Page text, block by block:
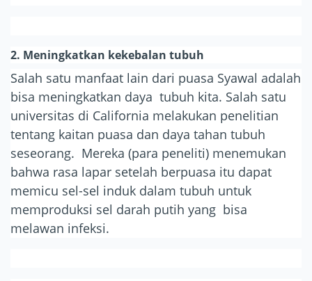
2. Meningkatkan kekebalan tubuh
Salah satu manfaat lain dari puasa Syawal adalah
bisa meningkatkan daya tubuh kita. Salah satu
universitas di California melakukan penelitian
tentang kaitan puasa dan daya tahan tubuh
seseorang. Mereka (para peneliti) menemukan
bahwa rasa lapar setelah berpuasa itu dapat
memicu sel-sel induk dalam tubuh untuk
memproduksi sel darah putih yang bisa
melawan infeksi.